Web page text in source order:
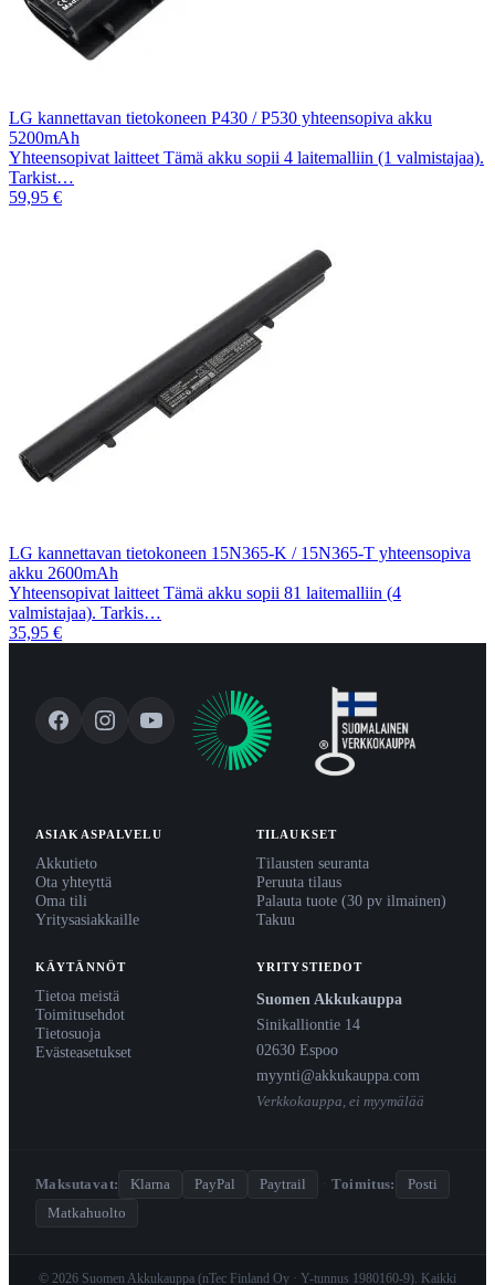
LG kannettavan tietokoneen P430 / P530 yhteensopiva akku
5200mAh
Yhteensopivat laitteet Tämä akku sopii 4 laitemalliin (1 valmistajaa).
Tarkist…
59,95 €
LG kannettavan tietokoneen 15N365-K / 15N365-T yhteensopiva
akku 2600mAh
Yhteensopivat laitteet Tämä akku sopii 81 laitemalliin (4
valmistajaa). Tarkis…
35,95 €
ASIAKASPALVELU
Akkutieto
Ota yhteyttä
Oma tili
Yritysasiakkaille
TILAUKSET
Tilausten seuranta
Peruuta tilaus
Palauta tuote (30 pv ilmainen)
Takuu
KÄYTÄNNÖT
Tietoa meistä
Toimitusehdot
Tietosuoja
Evästeasetukset
YRITYSTIEDOT
Suomen Akkukauppa
Sinikalliontie 14
02630 Espoo
myynti@akkukauppa.com
Verkkokauppa, ei myymälää
Maksutavat: Klarna PayPal Paytrail · Toimitus:
Posti
Matkahuolto
© 2026 Suomen Akkukauppa (nTec Finland Oy · Y-tunnus 1980160-9). Kaikki